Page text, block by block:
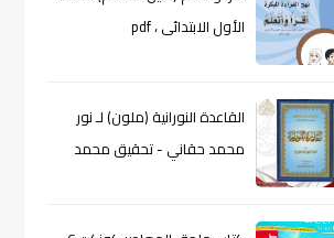
الأول الابتدائى ، pdf
القاعدة النورانية (ملون) لـ نور
محمد حقاني - تحقيق محمد